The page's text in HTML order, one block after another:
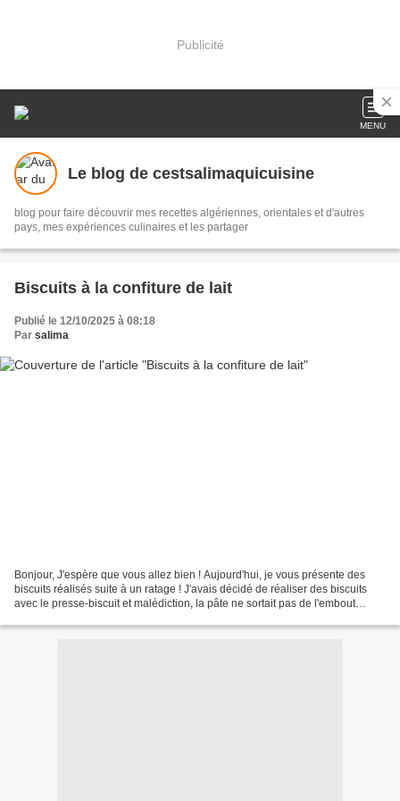
Publicité
MENU
Le blog de cestsalimaquicuisine
blog pour faire découvrir mes recettes algériennes, orientales et d'autres
pays, mes expériences culinaires et les partager
Biscuits à la confiture de lait
Publié le 12/10/2025 à 08:18
Par salima
Bonjour, J'espère que vous allez bien ! Aujourd'hui, je vous présente des
biscuits réalisés suite à un ratage ! J'avais décidé de réaliser des biscuits
avec le presse-biscuit et malédiction, la pâte ne sortait pas de l'embout